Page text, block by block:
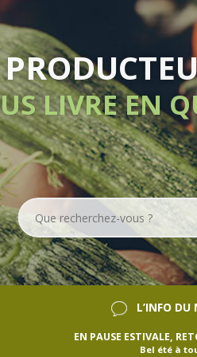
SANS
L’INFO DU
EN PAUSE ESTIVALE,
Bel été à